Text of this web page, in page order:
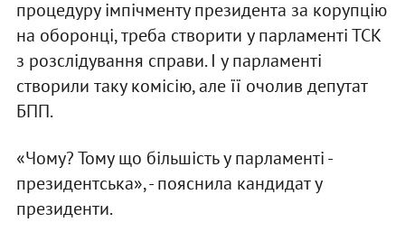
процедуру імпічменту президента за корупцію
на оборонці, треба створити у парламенті ТСК
з розслідування справи. І у парламенті
створили таку комісію, але її очолив депутат
БПП.
«Чому? Тому що більшість у парламенті -
президентська», - пояснила кандидат у
президенти.